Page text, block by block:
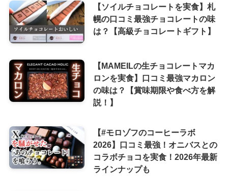
【ソイルチョコレートを実食】札
幌の口コミ最強チョコレートの味
は？【高級チョコレートギフト】
【MAMEILの生チョコレートマカ
ロンを実食】口コミ最強マカロン
の味は？【賞味期限や食べ方を解
説！】
【#モロゾフのコーヒーラボ
2026】口コミ最強！オニバスとの
コラボチョコを実食！2026年最新
ラインナップも